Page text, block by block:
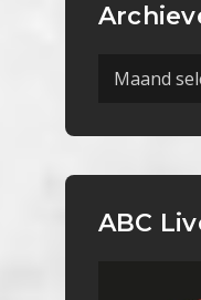
Archieven
ABC